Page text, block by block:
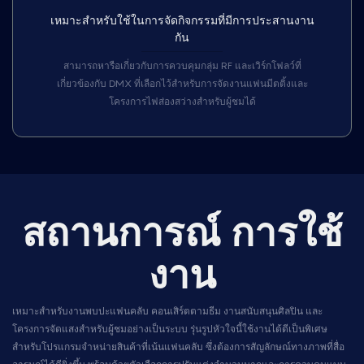
เหมาะสำหรับใช้ในการจัดกิจกรรมที่มีการประสานงาน
กัน
สามารถหารือเกี่ยวกับการควบคุมกลุ่ม RF และเวิร์กโฟลว์ที่
เกี่ยวข้องกับ DMX ที่เลือกไว้สำหรับการจัดงานแฟนมีตติ้งและ
โครงการไฟส่องสว่างสำหรับผู้ชมได้
สถานการณ์ การใช้
งาน
เหมาะสำหรับงานพบปะแฟนคลับ คอนเสิร์ตตามธีม งานสนับสนุนศิลปิน และ
โครงการจัดแสงสำหรับผู้ชมอย่างเป็นระบบ รุ่นรูปหัวใจนี้ใช้งานได้ดีเป็นพิเศษ
สำหรับโปรแกรมจำหน่ายสินค้าที่เน้นแฟนคลับ ซึ่งต้องการสัญลักษณ์ทางภาพที่สื่อ